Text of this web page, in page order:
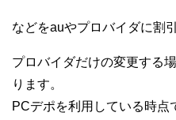
などをauやプロバイダに割
プロバイダだけの変更する
ります。
PCデポを利用している時点